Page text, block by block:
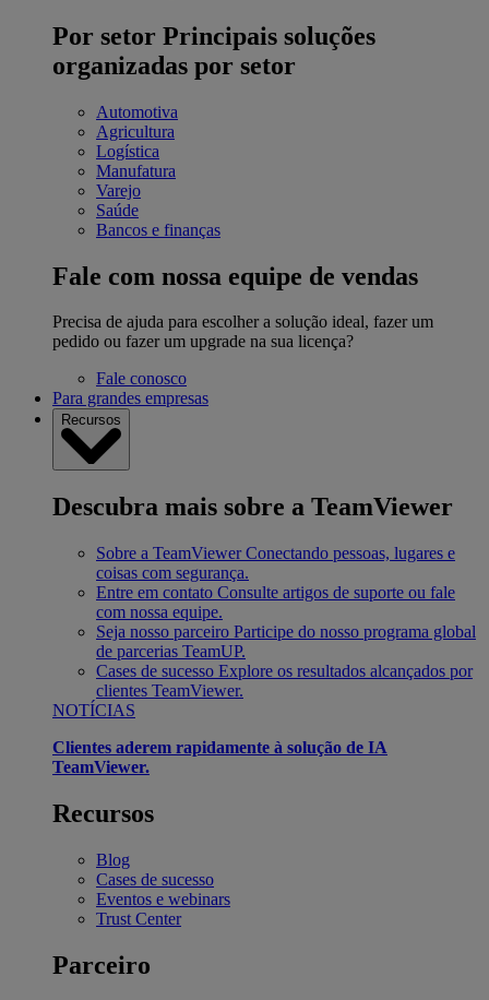
Por setor Principais soluções
organizadas por setor
Automotiva
Agricultura
Logística
Manufatura
Varejo
Saúde
Bancos e finanças
Fale com nossa equipe de vendas
Precisa de ajuda para escolher a solução ideal, fazer um
pedido ou fazer um upgrade na sua licença?
Fale conosco
Para grandes empresas
Recursos
Descubra mais sobre a TeamViewer
Sobre a TeamViewer Conectando pessoas, lugares e
coisas com segurança.
Entre em contato Consulte artigos de suporte ou fale
com nossa equipe.
Seja nosso parceiro Participe do nosso programa global
de parcerias TeamUP.
Cases de sucesso Explore os resultados alcançados por
clientes TeamViewer.
NOTÍCIAS
Clientes aderem rapidamente à solução de IA
TeamViewer.
Recursos
Blog
Cases de sucesso
Eventos e webinars
Trust Center
Parceiro